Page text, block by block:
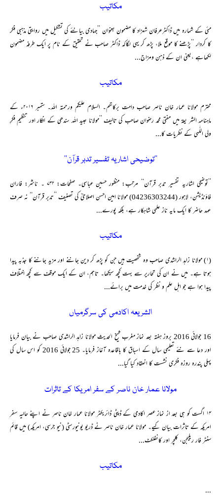
مکاتیب
مئی کے شمارہ میں ڈاکٹرعرفان شہزاد کا مضمون بعنوان ’’جہادی بیانئے کی تشکیل میں روایتی مذہبی فکر
کا کردار ‘‘پڑھنے کا موقع ملا، پڑھ کر یہی لگاکہ ڈاکٹر صاحب نے تحقیق کے نام پر ایک طرفہ مضمون
لکھاہے ،یعنی ان کے ذہن ومزاج...
مکاتیب
محترم مولانا عمار خان ناصر صاحب دامت برکاتہم۔ السلام علیکم ورحمتہ اللہ۔ ستمبر ۲۰۱۶ء کے
ماہنامہ الشر یعۃ میں مفتی محمد رضوان صاحب کی تالیف ’’مولانا عبید اللہ سندھی کے افکار اور تنظیمِ فکرِ
ولی اللّٰہی کے نظریات کا...
’’توضیحی اشاریہ تفسیر تدبر قرآن‘‘
’’توضیحی اشاریہ تفسیر تدبر قرآن‘‘ مرتب: منظور حسین عباسی۔ صفحات: ۷۴۲ ۔ ناشر: فاران
فاؤنڈیشن، لاہور (04236303244) مولانا امین احسن اصلاحیؒ کی تصنیف ’’تدبر قرآن‘‘ نہ صرف
عہد حاضر کا ایک مایہ ناز علمی شاہکار ہے، بلکہ پورے...
مکاتیب
(۱) مولانا زاہد الراشدی صاحب وہ شخصیت ہیں جن کو پڑھ کر دین جاننے اور مزید جاننے کا جذبہ پیدا
ہوتا ہے۔ میں نے ان کی تحاریر سے بہت کچھ سیکھا۔ تاہم، ان کے ایک موقف سے کچھ اختلاف
پیدا ہوا ہے جو اہل علم و نظر کی خدمت میں برائے...
الشریعہ اکادمی کی سرگرمیاں
16 جولائی 2016 بروز ہفتہ بعد نماز مغرب شیخ الحدیث مولانا زاہد الراشدی صاحب نے بیان فرمایا
اور دعا سے نئے تعلیمی سال کے اسباق کا باقاعدہ آغاز فرمایا۔ 25 جولائی 2016 کو اس سال کی
پہلی پندرہ روزہ فکری نشست کا انعقاد کیا گیا...
مولانا عمار خان ناصر کے سفر امریکا کے تاثرات
۱۴ اگست کو ہی بعد از نماز عصر اکادمی کے ڈپٹی ڈائریکٹر مولانا عمار خان ناصر نے اپنے حالیہ سفر
امریکہ کے تاثرات بیان کیے۔ مولانا عمار خان ناصر نے ڈریو یونیورسٹی (نیو جرسی، امریکہ) میں قائم
سنٹر فار ریلیجن، کلچر اور کانفلکٹ...
مکاتیب
...